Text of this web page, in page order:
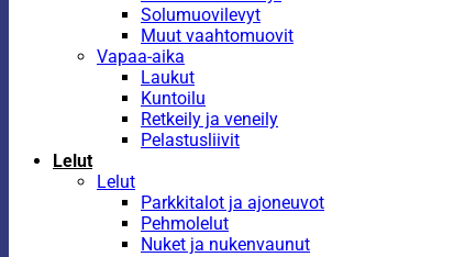
Solumuovilevyt
Muut vaahtomuovit
Vapaa-aika
Laukut
Kuntoilu
Retkeily ja veneily
Pelastusliivit
Lelut
Lelut
Parkkitalot ja ajoneuvot
Pehmolelut
Nuket ja nukenvaunut